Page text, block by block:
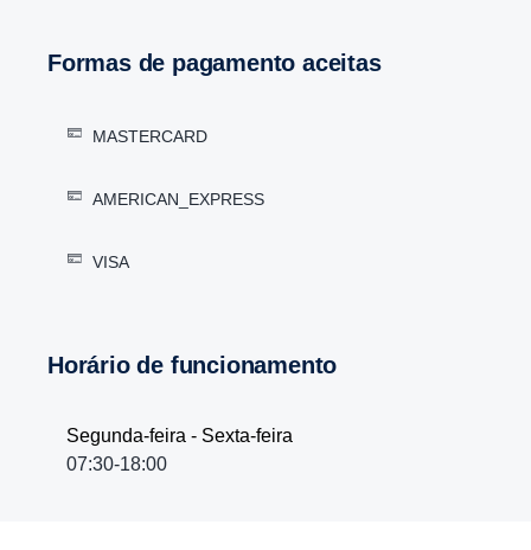
Formas de pagamento aceitas
MASTERCARD
AMERICAN_EXPRESS
VISA
Horário de funcionamento
Segunda-feira - Sexta-feira
07:30-18:00